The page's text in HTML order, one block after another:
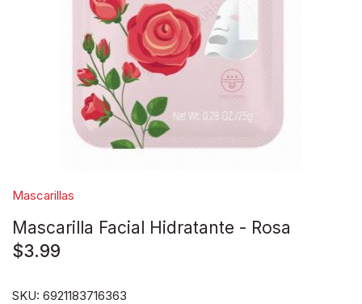
Mascarillas
Mascarilla Facial Hidratante - Rosa
$3.99
SKU: 6921183716363
Disney pixar
Disney Animals
Blind boxes